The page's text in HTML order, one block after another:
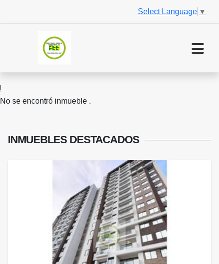
Select Language ▼
No se encontró inmueble .
INMUEBLES DESTACADOS